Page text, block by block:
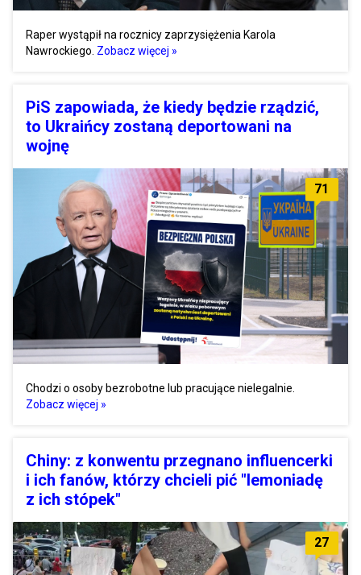
Raper wystąpił na rocznicy zaprzysiężenia Karola
Nawrockiego. Zobacz więcej »
PiS zapowiada, że kiedy będzie rządzić,
to Ukraińcy zostaną deportowani na
wojnę
71
Chodzi o osoby bezrobotne lub pracujące nielegalnie.
Zobacz więcej »
Chiny: z konwentu przegnano influencerki
i ich fanów, którzy chcieli pić "lemoniadę
z ich stópek"
27